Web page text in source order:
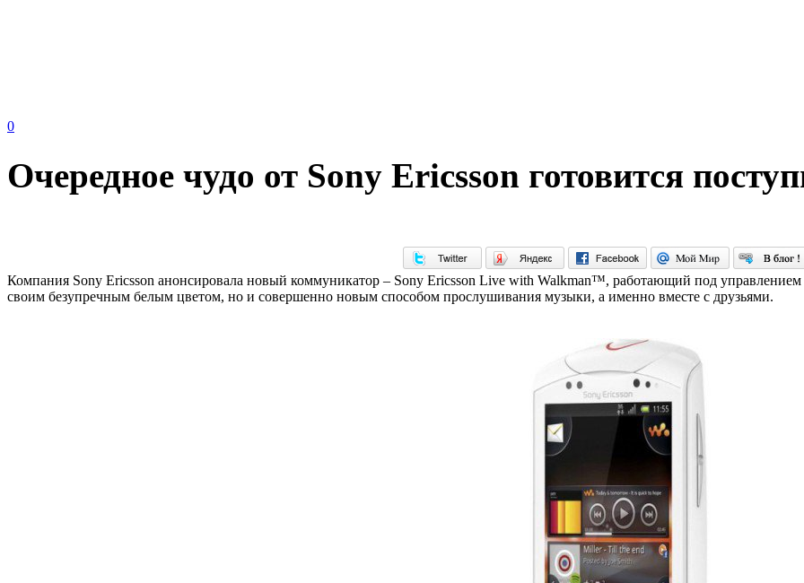
0
Очередное чудо от Sony Ericsson готовится
Компания Sony Ericsson анонсировала новый коммуникатор – Sony Ericsson Live with Walkman™, работающий под
своим безупречным белым цветом, но и совершенно новым способом прослушивания музыки, а именно вместе с друзьями.